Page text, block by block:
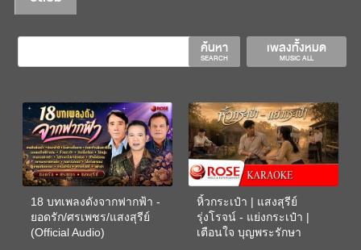
เพลงทั้งหมด
MUSIC ALL
ค้นหา
SEARCH
18 บทเพลงดังจากฟากฟ้า -
ยอดรัก/ศรเพชร/แสงสุรีย์
(Official Audio)
หิ้วกระเป๋า | แสงสุรีย์
รุ่งโรจน์ - แย่งกระเป๋า |
เตือนใจ บุญพระรักษา